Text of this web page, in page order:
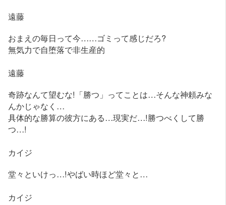
遠藤
おまえの毎日って今……ゴミって感じだろ?
無気力で自堕落で非生産的
遠藤
奇跡なんて望むな!「勝つ」ってことは…そんな神頼みな
んかじゃなく…
具体的な勝算の彼方にある…現実だ…!勝つべくして勝
つ…!
カイジ
堂々といけっ…!やばい時ほど堂々と…
カイジ